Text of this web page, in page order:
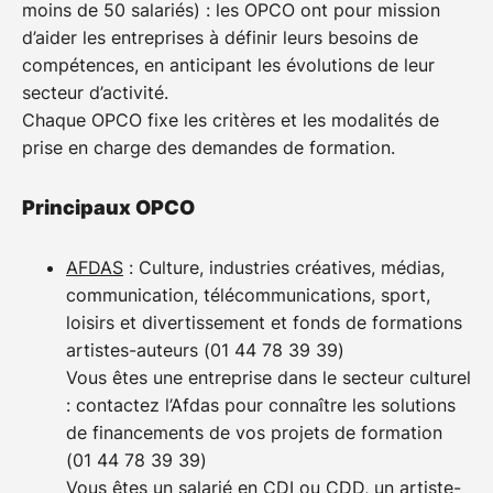
de professionnalisation ou contrat d’apprentissage)
dans une entreprise, aucun reste à charge ni frais
de dossier n’incombent à l’apprenant.
de professionnalisation.
Le contrat de professionnalisation permet à l’étudiant
d’accéder au statut de salarié(e). À ce titre, le ou la
salarié(e) bénéficie des mêmes conditions de travail
que les autres, dans la mesure où elles ne sont pas
contraires aux exigences de sa formation.
Pour en savoir plus sur le contrat de
professionnalisation,
Le contrat d’apprentissage
Il s’adresse à tous les jeunes âgés de 16 à 29 ans. Il
s’agit d’un contrat de travail en alternance à durée
déterminée ou indéterminée incluant une action de
professionnalisation. Il permet également à l’étudiant
d’accéder au statut de salarié(e). À l’instar du contrat
de professionnalisation, le ou la salarié(e) bénéficie
moins de 50 salariés) : les OPCO ont pour mission
d’aider les entreprises à définir leurs besoins de
compétences, en anticipant les évolutions de leur
secteur d’activité.
Chaque OPCO fixe les critères et les modalités de
prise en charge des demandes de formation.
Principaux OPCO
AFDAS : Culture, industries créatives, médias,
communication, télécommunications, sport,
loisirs et divertissement et fonds de formations
artistes-auteurs (01 44 78 39 39)
Vous êtes une entreprise dans le secteur culturel
: contactez l’Afdas pour connaître les solutions
de financements de vos projets de formation
(01 44 78 39 39)
Vous êtes un salarié en CDI ou CDD, un artiste-